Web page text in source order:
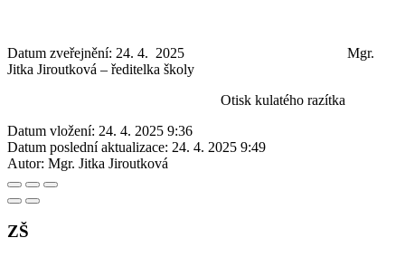
Datum zveřejnění: 24. 4. 2025 Mgr.
Jitka Jiroutková – ředitelka školy
Otisk kulatého razítka
Datum vložení: 24. 4. 2025 9:36
Datum poslední aktualizace: 24. 4. 2025 9:49
Autor: Mgr. Jitka Jiroutková
ZŠ